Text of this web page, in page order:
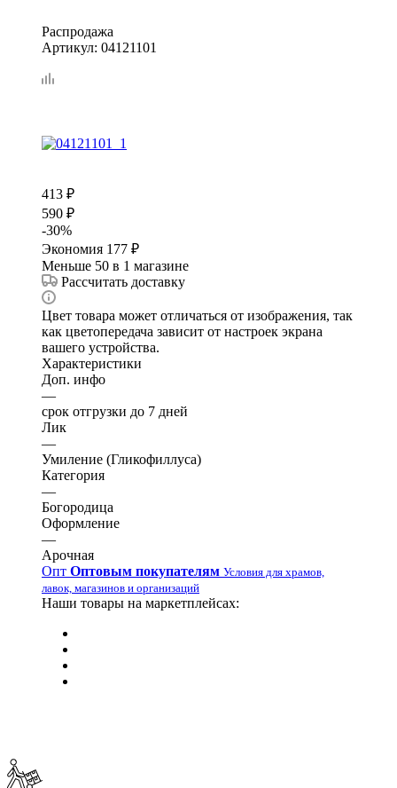
Распродажа
Артикул: 04121101
413 ₽
590 ₽
-30%
Экономия 177 ₽
Меньше 50 в 1 магазине
Рассчитать доставку
Цвет товара может отличаться от изображения, так
как цветопередача зависит от настроек экрана
вашего устройства.
Характеристики
Доп. инфо
—
срок отгрузки до 7 дней
Лик
—
Умиление (Гликофиллуса)
Категория
—
Богородица
Оформление
—
Арочная
Опт Оптовым покупателям Условия для храмов,
лавок, магазинов и организаций
Наши товары на маркетплейсах: